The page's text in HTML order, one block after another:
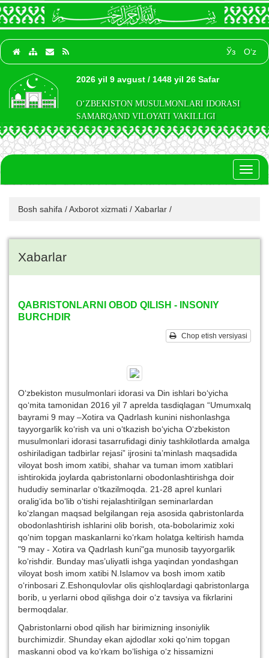
Ўз O‘z
2026 yil 9 avgust / 1448 yil 26 Safar
O‘ZBEKISTON MUSULMONLARI IDORASI
SAMARQAND VILOYATI VAKILLIGI
Bosh sahifa /Axborot xizmati / Xabarlar /
Xabarlar
QABRISTONLARNI OBOD QILISH - INSONIY
BURCHDIR
Chop etish versiyasi
O‘zbekiston musulmonlari idorasi va Din ishlari bo‘yicha
qo‘mita tamonidan 2016 yil 7 aprelda tasdiqlagan “Umumxalq
bayrami 9 may –Xotira va Qadrlash kunini nishonlashga
tayyorgarlik ko‘rish va uni o‘tkazish bo‘yicha O‘zbekiston
musulmonlari idorasi tasarrufidagi diniy tashkilotlarda amalga
oshiriladigan tadbirlar rejasi” ijrosini ta’minlash maqsadida
viloyat bosh imom xatibi, shahar va tuman imom xatiblari
ishtirokida joylarda qabristonlarni obodonlashtirishga doir
hududiy seminarlar o‘tkazilmoqda. 21-28 aprel kunlari
oralig‘ida bo‘lib o‘tishi rejalashtirilgan seminarlardan
ko‘zlangan maqsad belgilangan reja asosida qabristonlarda
obodonlashtirish ishlarini olib borish, ota-bobolarimiz xoki
qo‘nim topgan maskanlarni ko‘rkam holatga keltirish hamda
"9 may ­­­- Xotira va Qadrlash kuni"ga munosib tayyorgarlik
ko‘rishdir. Bunday mas’uliyatli ishga yaqindan yondashgan
viloyat bosh imom xatibi N.Islamov va bosh imom xatib
o‘rinbosari Z.Eshonqulovlar olis qishloqlardagi qabristonlarga
borib, u yerlarni obod qilishga doir o‘z tavsiya va fikrlarini
bermoqdalar.
Qabristonlarni obod qilish har birimizning insoniylik
burchimizdir. Shunday ekan ajdodlar xoki qo‘nim topgan
maskanni obod va ko‘rkam bo‘lishiga o‘z hissamizni